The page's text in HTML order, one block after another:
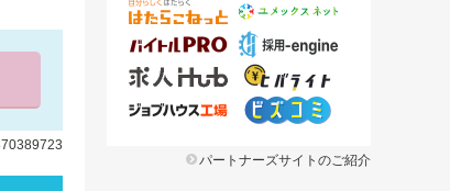
パートナーズサイトのご紹介